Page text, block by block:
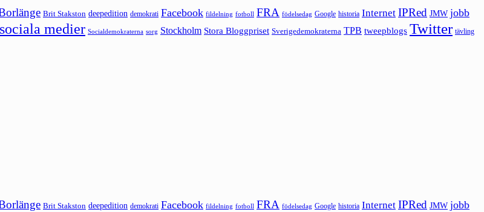
Brit Stakston deepedition demokrati Facebook fildelning fotboll FRA födelsedag Google historia Internet IPRed JMW jobb
sociala medier Socialdemokraterna sorg Stockholm Stora Bloggpriset Sverigedemokraterna TPB tweepblogs Twitter tävling
Brit Stakston deepedition demokrati Facebook fildelning fotboll FRA födelsedag Google historia Internet IPRed JMW jobb